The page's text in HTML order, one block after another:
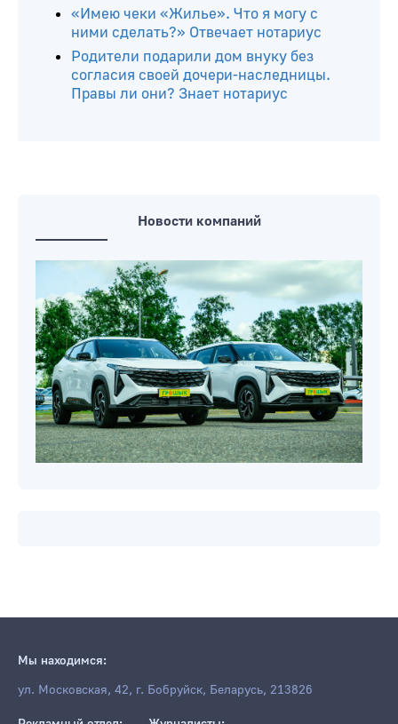
«Имею чеки «Жилье». Что я могу с
ними сделать?» Отвечает нотариус
Родители подарили дом внуку без
согласия своей дочери-наследницы.
Правы ли они? Знает нотариус
Новости компаний
Мы находимся:
ул. Московская, 42, г. Бобруйск, Беларусь, 213826